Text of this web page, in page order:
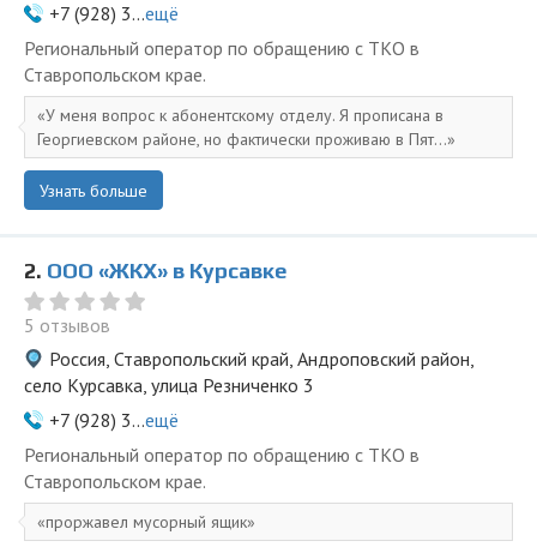
+7 (928) 3...ещё
Региональный оператор по обращению с ТКО в
Ставропольском крае.
У меня вопрос к абонентскому отделу. Я прописана в
Георгиевском районе, но фактически проживаю в Пят...
Узнать больше
2. ООО «ЖКХ» в Курсавке
5 отзывов
Россия, Ставропольский край, Андроповский район,
село Курсавка, улица Резниченко 3
+7 (928) 3...ещё
Региональный оператор по обращению с ТКО в
Ставропольском крае.
проржавел мусорный ящик